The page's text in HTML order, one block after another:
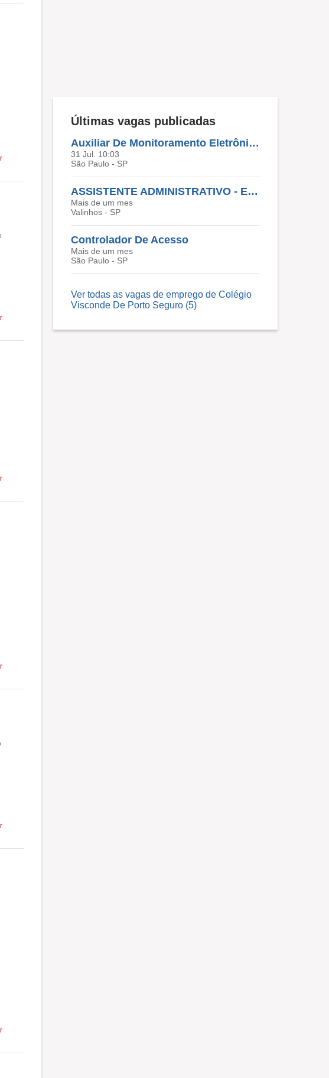
Últimas vagas publicadas
Auxiliar De Monitoramento Eletrônico
31 Jul. 10:03
São Paulo - SP
ASSISTENTE ADMINISTRATIVO - EXCLUSIVA PARA PESSOAS COM DEFICIÊNCIA
Mais de um mes
Valinhos - SP
Controlador De Acesso
Mais de um mes
São Paulo - SP
Ver todas as vagas de emprego de Colégio
Visconde De Porto Seguro (5)